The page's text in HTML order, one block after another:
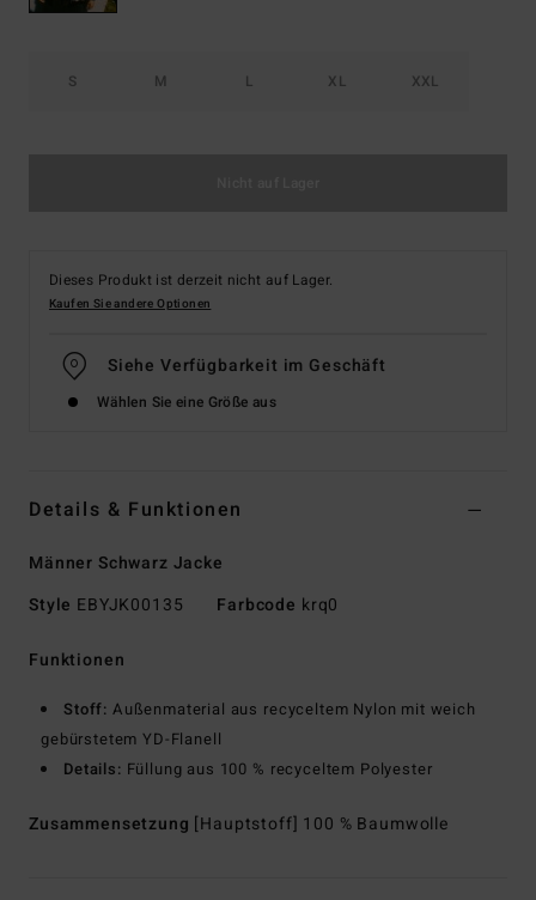
S M L XL XXL
Dieses Produkt ist derzeit nicht auf Lager.
Kaufen Sie andere Optionen
Siehe Verfügbarkeit im Geschäft
Wählen Sie eine Größe aus
Details & Funktionen
Männer Schwarz Jacke
Style EBYJK00135 Farbcode krq0
Funktionen
Stoff: Außenmaterial aus recyceltem Nylon mit weich
gebürstetem YD-Flanell
Details: Füllung aus 100 % recyceltem Polyester
Zusammensetzung [Hauptstoff] 100 % Baumwolle